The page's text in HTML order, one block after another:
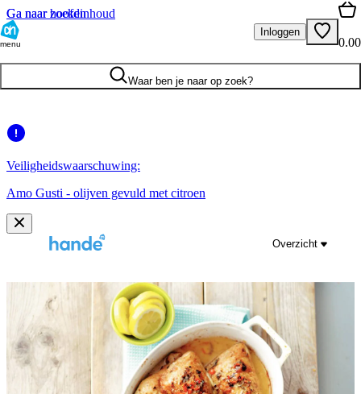
Ga naar hoofdinhoud
Ga naar zoeken
menu
Inloggen
0.00
Waar ben je naar op zoek?
Veiligheidswaarschuwing:
Amo Gusti - olijven gevuld met citroen
Overzicht